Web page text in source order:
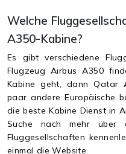
Welche
A350-Kabine?
Es gibt verschiedene
Flugzeug Airbus A350
Kabine geht, dann Qatar
paar andere Europäische
die beste Kabine Dienst in
Suche nach mehr über
Fluggesellschaften
einmal die Website.